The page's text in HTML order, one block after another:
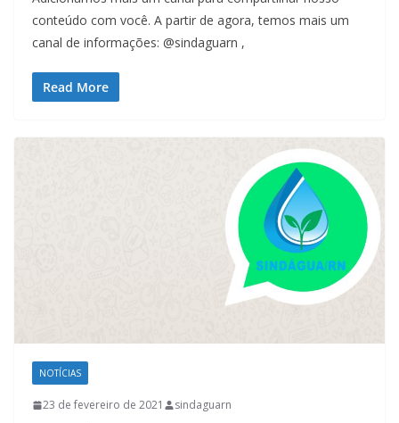
conteúdo com você. A partir de agora, temos mais um
canal de informações: @sindaguarn ,
Read More
NOTÍCIAS
23 de fevereiro de 2021 sindaguarn